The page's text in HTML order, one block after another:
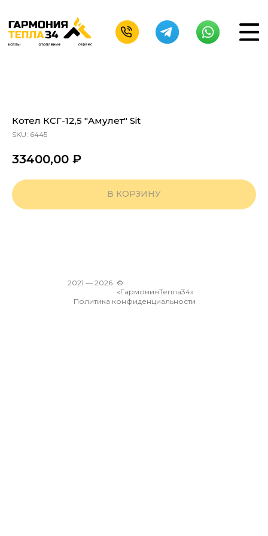
Котел КСГ-12,5 "Амулет" Sit
SKU: 6445
33400,00 ₽
В КОРЗИНУ
Политика конфиденциальности
©
«ГармонияТепла34»
2026
2021 —